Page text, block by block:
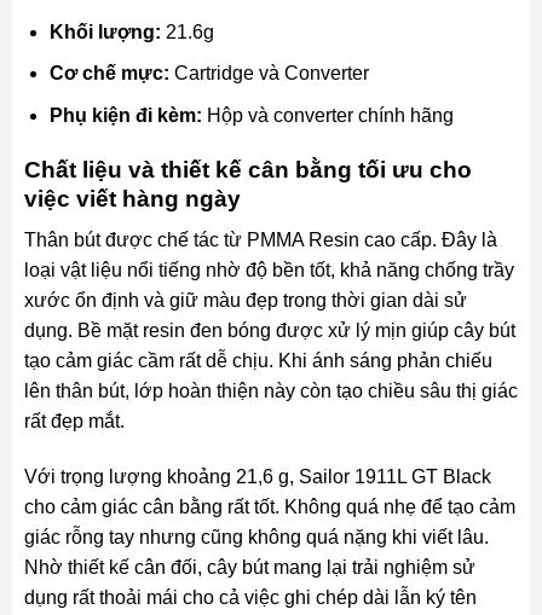
Khối lượng: 21.6g
Cơ chế mực: Cartridge và Converter
Phụ kiện đi kèm: Hộp và converter chính hãng
Chất liệu và thiết kế cân bằng tối ưu cho
việc viết hàng ngày
Thân bút được chế tác từ PMMA Resin cao cấp. Đây là
loại vật liệu nổi tiếng nhờ độ bền tốt, khả năng chống trầy
xước ổn định và giữ màu đẹp trong thời gian dài sử
dụng. Bề mặt resin đen bóng được xử lý mịn giúp cây bút
tạo cảm giác cầm rất dễ chịu. Khi ánh sáng phản chiếu
lên thân bút, lớp hoàn thiện này còn tạo chiều sâu thị giác
rất đẹp mắt.
Với trọng lượng khoảng 21,6 g, Sailor 1911L GT Black
cho cảm giác cân bằng rất tốt. Không quá nhẹ để tạo cảm
giác rỗng tay nhưng cũng không quá nặng khi viết lâu.
Nhờ thiết kế cân đối, cây bút mang lại trải nghiệm sử
dụng rất thoải mái cho cả việc ghi chép dài lẫn ký tên